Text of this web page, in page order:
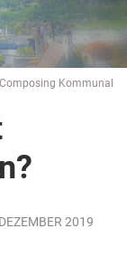
Kommunal
2019